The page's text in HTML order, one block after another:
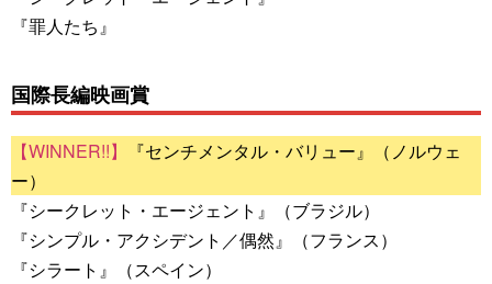
『罪人たち』
国際長編映画賞
『センチメンタル・バリュー』（ノルウェ
ー）
『シークレット・エージェント』（ブラジル）
『シンプル・アクシデント／偶然』（フランス）
『シラート』（スペイン）